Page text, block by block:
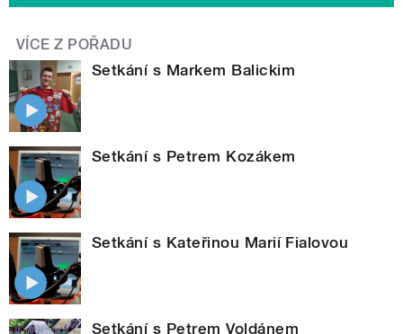
VÍCE Z POŘADU
Setkání s Markem Balickim
Setkání s Petrem Kozákem
Setkání s Kateřinou Marií Fialovou
Setkání s Petrem Voldánem